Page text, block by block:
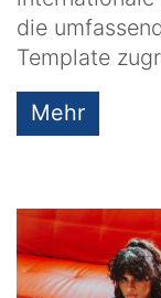
die
Template
Mehr